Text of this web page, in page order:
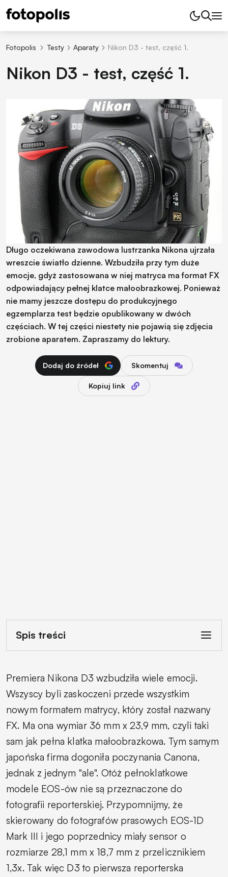
Fotopolis Testy Aparaty Nikon D3 - test, część 1.
Nikon D3 - test, część 1.
Długo oczekiwana zawodowa lustrzanka Nikona ujrzała
wreszcie światło dzienne. Wzbudziła przy tym duże
emocje, gdyż zastosowana w niej matryca ma format FX
odpowiadający pełnej klatce małoobrazkowej. Ponieważ
nie mamy jeszcze dostępu do produkcyjnego
egzemplarza test będzie opublikowany w dwóch
częściach. W tej części niestety nie pojawią się zdjęcia
zrobione aparatem. Zapraszamy do lektury.
Dodaj do źródeł Skomentuj
Kopiuj link
Spis treści
Premiera Nikona D3 wzbudziła wiele emocji.
Wszyscy byli zaskoczeni przede wszystkim
nowym formatem matrycy, który został nazwany
FX. Ma ona wymiar 36 mm x 23,9 mm, czyli taki
sam jak pełna klatka małoobrazkowa. Tym samym
japońska firma dogoniła poczynania Canona,
jednak z jednym "ale". Otóż pełnoklatkowe
modele EOS-ów nie są przeznaczone do
fotografii reporterskiej. Przypomnijmy, że
skierowany do fotografów prasowych EOS-1D
Mark III i jego poprzednicy miały sensor o
rozmiarze 28,1 mm x 18,7 mm z przelicznikiem
1,3x. Tak więc D3 to pierwsza reporterska